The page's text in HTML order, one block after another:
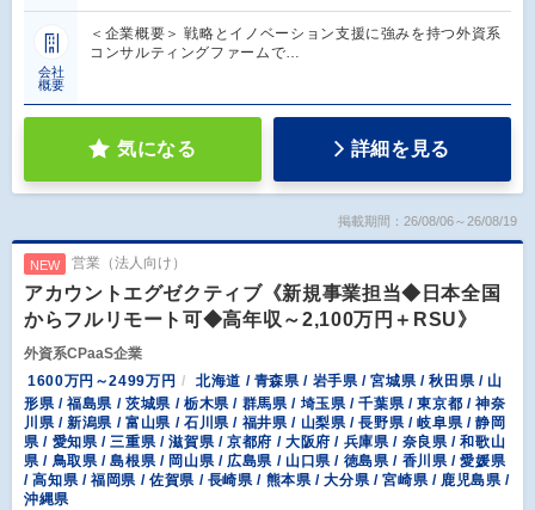
会社
概要
＜企業概要＞ 戦略とイノベーション支援に強みを持つ外資系
コンサルティングファームで…
気になる 詳細を見る
掲載期間：26/08/06～26/08/19
NEW 営業（法人向け）
アカウントエグゼクティブ《新規事業担当◆日本全国
からフルリモート可◆高年収～2,100万円＋RSU》
外資系CPaaS企業
1600万円～2499万円
北海道 / 青森県 / 岩手県 / 宮城県 / 秋田県 / 山
形県 / 福島県 / 茨城県 / 栃木県 / 群馬県 / 埼玉県 / 千葉県 / 東京都 / 神奈
川県 / 新潟県 / 富山県 / 石川県 / 福井県 / 山梨県 / 長野県 / 岐阜県 / 静岡
県 / 愛知県 / 三重県 / 滋賀県 / 京都府 / 大阪府 / 兵庫県 / 奈良県 / 和歌山
県 / 鳥取県 / 島根県 / 岡山県 / 広島県 / 山口県 / 徳島県 / 香川県 / 愛媛県
/ 高知県 / 福岡県 / 佐賀県 / 長崎県 / 熊本県 / 大分県 / 宮崎県 / 鹿児島県 /
沖縄県